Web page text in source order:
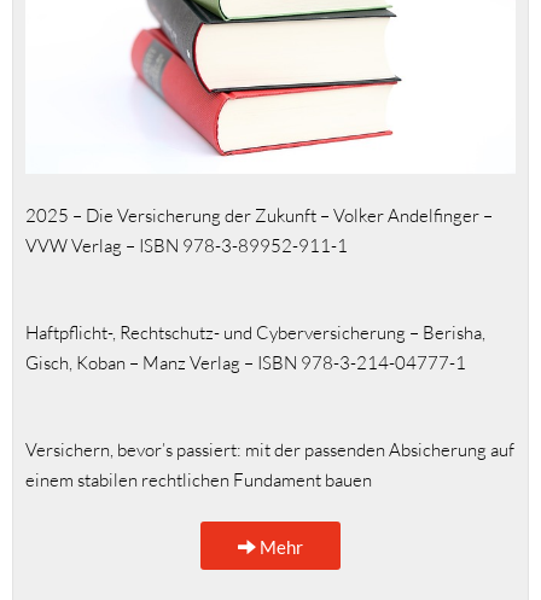
2025 – Die Versicherung der Zukunft – Volker Andelfinger –
VVW Verlag – ISBN 978-3-89952-911-1
Haftpflicht-, Rechtschutz- und Cyberversicherung – Berisha,
Gisch, Koban – Manz Verlag – ISBN 978-3-214-04777-1
Versichern, bevor’s passiert: mit der passenden Absicherung auf
einem stabilen rechtlichen Fundament bauen
Mehr